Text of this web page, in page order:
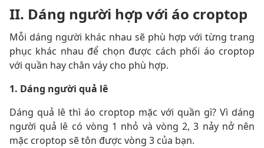
II. Dáng người hợp với áo croptop
Mỗi dáng người khác nhau sẽ phù hợp với từng trang
phục khác nhau để chọn được cách phối áo croptop
với quần hay chân váy cho phù hợp.
1. Dáng người quả lê
Dáng quả lê thì áo croptop mặc với quần gì? Vì dáng
người quả lê có vòng 1 nhỏ và vòng 2, 3 nảy nở nên
mặc croptop sẽ tôn được vòng 3 của bạn.